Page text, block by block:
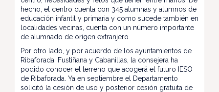
hecho, el centro cuenta con 345 alumnas y alumnos de
educación infantil y primaria y como sucede también en
localidades vecinas, cuenta con un número importante
de alumnado de origen extranjero.
Por otro lado, y por acuerdo de los ayuntamientos de
Ribaforada, Fustiñana y Cabanillas, la consejera ha
podido conocer el terreno que acogerá el futuro IESO
de Ribaforada. Ya en septiembre el Departamento
solicitó la cesión de uso y posterior cesión gratuita de